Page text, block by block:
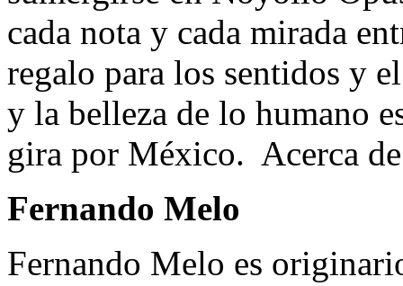
cada nota y cada mirada
regalo para los sentidos y
y la belleza de lo humano
gira por México. Acerca
Fernando Melo
Fernando Melo es